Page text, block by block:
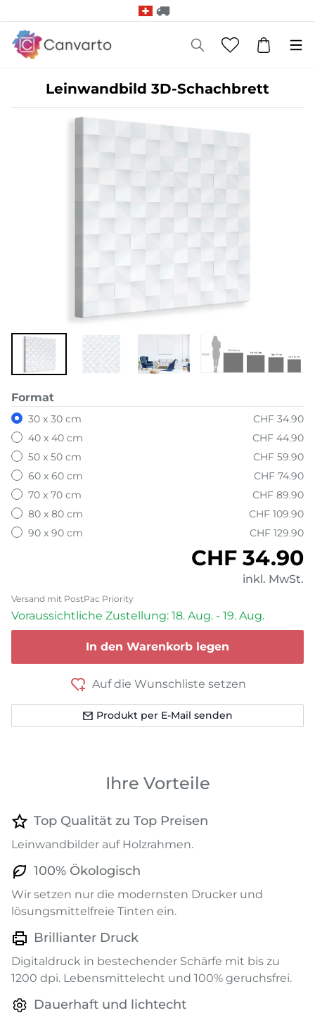
Leinwandbild 3D-Schachbrett
Format
30 x 30 cm
CHF 34.90
40 x 40 cm
CHF 44.90
50 x 50 cm
CHF 59.90
60 x 60 cm
CHF 74.90
70 x 70 cm
CHF 89.90
80 x 80 cm
CHF 109.90
90 x 90 cm
CHF 129.90
Normaler
CHF 34.90
inkl. MwSt.
Versand mit PostPac Priority
Voraussichtliche Zustellung: 18. Aug. - 19. Aug.
In den Warenkorb legen
Auf die Wunschliste setzen
Produkt per E-Mail senden
Ihre Vorteile
Top Qualität zu Top Preisen
Leinwandbilder auf Holzrahmen.
100% Ökologisch
Wir setzen nur die modernsten Drucker und
lösungsmittelfreie Tinten ein.
Brillianter Druck
Digitaldruck in bestechender Schärfe mit bis zu
1200 dpi. Lebensmittelecht und 100% geruchsfrei.
Dauerhaft und lichtecht